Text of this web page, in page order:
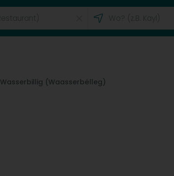
Wasserbillig (Waasserbëlleg)